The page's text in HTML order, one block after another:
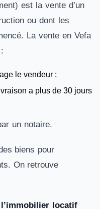
est la vente d’un
ou dont les
La vente en Vefa
le vendeur ;
a plus de 30 jours
un notaire.
biens pour
On retrouve
locatif